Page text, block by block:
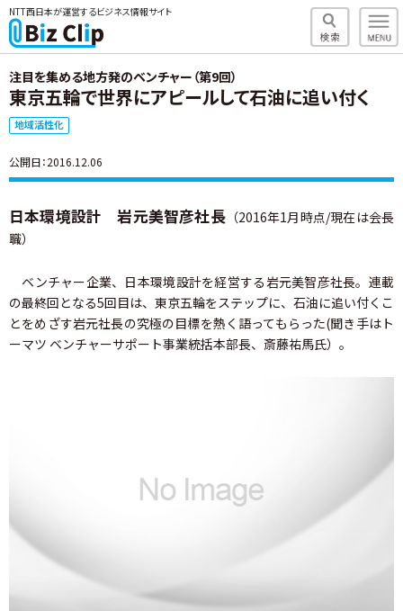
NTT西日本が運営するビジネス情報サイト
注目を集める地方発のベンチャー（第9回）
東京五輪で世界にアピールして石油に追い付く
地域活性化
公開日：2016.12.06
日本環境設計 岩元美智彦社長（2016年1月時点/現在は会長
職）
ベンチャー企業、日本環境設計を経営する岩元美智彦社長。連載
の最終回となる5回目は、東京五輪をステップに、石油に追い付くこ
とをめざす岩元社長の究極の目標を熱く語ってもらった(聞き手はト
ーマツ ベンチャーサポート事業統括本部長、斎藤祐馬氏）。